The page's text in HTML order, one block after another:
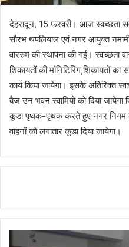
देहरादून, 15 फरवरी। आज स्वच्छता
सौरभ थपलियाल एवं नगर आयुक्त
वाररुम की स्थापना की गई। स्वच्छता
शिकायतों की माॅनिटिरिंग,शिकायतों
कार्य किया जायेगा। इसके अतिरिक्त
बैज उन भवन स्वामियों को दिया
कूडा पृथक-पृथक करते हुए नगर निगम
वाहनों को लगातार कूडा दिया जायेगा।